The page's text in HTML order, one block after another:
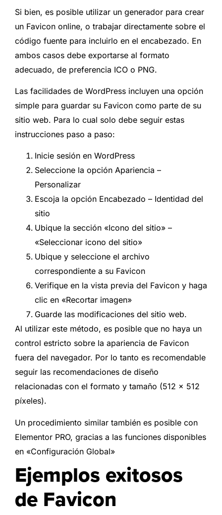
Si bien, es posible utilizar un generador para crear
un Favicon online, o trabajar directamente sobre el
código fuente para incluirlo en el encabezado. En
ambos casos debe exportarse al formato
adecuado, de preferencia ICO o PNG.
Las facilidades de WordPress incluyen una opción
simple para guardar su Favicon como parte de su
sitio web. Para lo cual solo debe seguir estas
instrucciones paso a paso:
Inicie sesión en WordPress
Seleccione la opción Apariencia –
Personalizar
Escoja la opción Encabezado – Identidad del
sitio
Ubique la sección «Icono del sitio» –
«Seleccionar icono del sitio»
Ubique y seleccione el archivo
correspondiente a su Favicon
Verifique en la vista previa del Favicon y haga
clic en «Recortar imagen»
Guarde las modificaciones del sitio web.
Al utilizar este método, es posible que no haya un
control estricto sobre la apariencia de Favicon
fuera del navegador. Por lo tanto es recomendable
seguir las recomendaciones de diseño
relacionadas con el formato y tamaño (512 x 512
píxeles).
Un procedimiento similar también es posible con
Elementor PRO, gracias a las funciones disponibles
en «Configuración Global»
Ejemplos exitosos
de Favicon